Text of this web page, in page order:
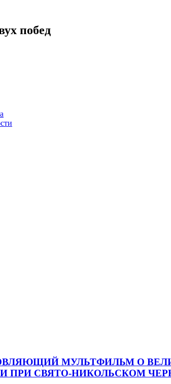
побед
МУЛЬТФИЛЬМ О
ПРИ СВЯТО-НИКОЛЬСКОМ